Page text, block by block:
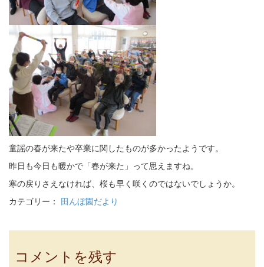
童謡の春が来たや卒業に関したものが多かったようです。
昨日も今日も暖かで「春が来た」って思えますね。
寒の戻りさえなければ、桜も早く咲くのではないでしょうか。
カテゴリー： 田んぼ園だより
コメントを残す